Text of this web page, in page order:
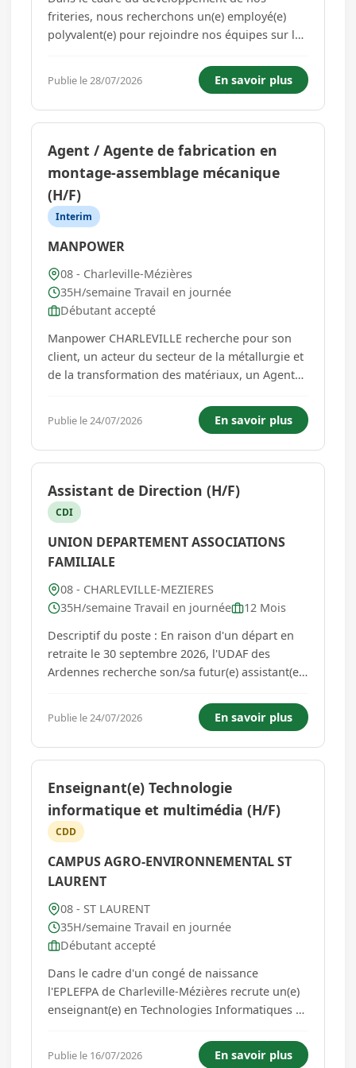
friteries, nous recherchons un(e) employé(e)
polyvalent(e) pour rejoindre nos équipes sur les
aimez le contact client, le travail en équipe et
les environnements dynamiques, ce poste est
fait pour vous ! Vo...
Publie le 28/07/2026 En savoir plus
Agent / Agente de fabrication en
montage-assemblage mécanique
(H/F)
Interim
MANPOWER
08 - Charleville-Mézières
35H/semaine Travail en journée
Débutant accepté
Manpower CHARLEVILLE recherche pour son
client, un acteur du secteur de la métallurgie et
de la transformation des matériaux, un Agent
production, vous participez à la fabrication de
pièces métalliques et veillez au bon
déroulement des opérations ...
Publie le 24/07/2026 En savoir plus
Assistant de Direction (H/F)
CDI
UNION DEPARTEMENT ASSOCIATIONS
FAMILIALE
08 - CHARLEVILLE-MEZIERES
35H/semaine Travail en journée
12 Mois
Descriptif du poste : En raison d'un départ en
retraite le 30 septembre 2026, l'UDAF des
Ardennes recherche son/sa futur(e) assistant(e)
générale, vous assurerez le secrétariat de la
Direction générale et serez un maillon essentiel
du bon foncti...
Publie le 24/07/2026 En savoir plus
Enseignant(e) Technologie
informatique et multimédia (H/F)
CDD
CAMPUS AGRO-ENVIRONNEMENTAL ST
LAURENT
08 - ST LAURENT
35H/semaine Travail en journée
Débutant accepté
Dans le cadre d'un congé de naissance
l'EPLEFPA de Charleville-Mézières recrute un(e)
enseignant(e) en Technologies Informatiques et
pédagogique auprès des élèves. Le/la
professeur(e) TIM intervient au sein de l'équipe
Publie le 16/07/2026 En savoir plus